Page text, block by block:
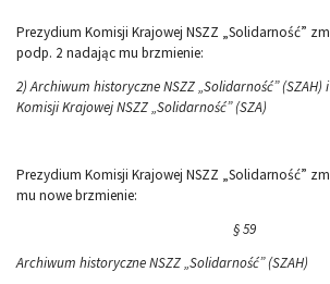
Prezydium Komisji Krajowej NSZZ „Solidarność”
podp. 2 nadając mu brzmienie:
2) Archiwum historyczne NSZZ „Solidarność” (SZAH)
Komisji Krajowej NSZZ „Solidarność” (SZA)
Prezydium Komisji Krajowej NSZZ „Solidarność”
mu nowe brzmienie:
§ 59
Archiwum historyczne NSZZ „Solidarność” (SZAH)